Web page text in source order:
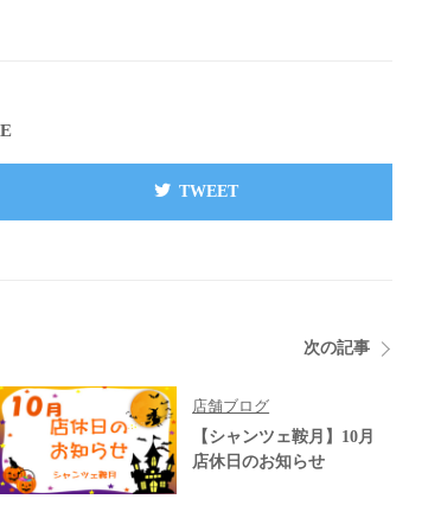
TWEET
次の記事
店舗ブログ
【シャンツェ鞍月】10月
店休日のお知らせ